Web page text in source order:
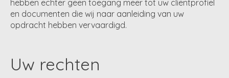
hebben echter geen toegang meer tot uw cliëntprofiel
en documenten die wij naar aanleiding van uw
opdracht hebben vervaardigd.
Uw rechten